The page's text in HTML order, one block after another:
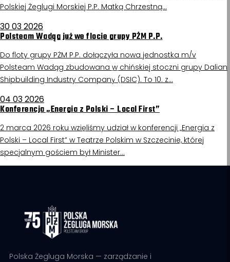
Polskiej Żeglugi Morskiej P.P. Matką Chrzestną…
30 03 2026
Polsteam Wadąg już we flocie grupy PŻM P.P.
Do floty grupy PŻM P.P. dołączyła nowa jednostka m/v
Polsteam Wadąg zbudowana w chińskiej stoczni grupy Dalian
Shipbuilding Industry Company (DSIC). To 10. z…
04 03 2026
Konferencja „Energia z Polski – Local First”
2 marca 2026 roku wzięliśmy udział w konferencji „Energia z
Polski – Local First” w Teatrze Polskim w Szczecinie, której
specjalnym gościem był Minister…
Polska Żegluga Morska — zarządzanie i